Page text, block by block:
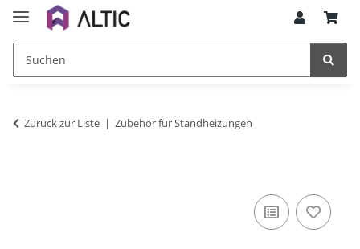
Zurück zur Liste Zubehör für Standheizungen